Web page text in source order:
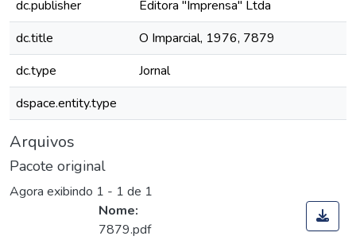
dc.publisher
Editora "Imprensa" Ltda
dc.title
O Imparcial, 1976, 7879
dc.type
Jornal
dspace.entity.type
Arquivos
Pacote original
Agora exibindo 1 - 1 de 1
Nome:
7879.pdf